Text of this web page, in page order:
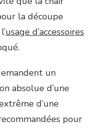
la découpe
usage d’accessoires
un
absolue d’une
d’une
pour